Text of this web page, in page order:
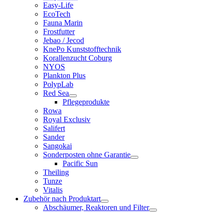
Easy-Life
EcoTech
Fauna Marin
Frostfutter
Jebao / Jecod
KnePo Kunststofftechnik
Korallenzucht Coburg
NYOS
Plankton Plus
PolypLab
Red Sea
Pflegeprodukte
Rowa
Royal Exclusiv
Salifert
Sander
Sangokai
Sonderposten ohne Garantie
Pacific Sun
Theiling
Tunze
Vitalis
Zubehör nach Produktart
Abschäumer, Reaktoren und Filter